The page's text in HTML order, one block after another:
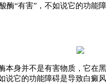
“有害”，不如说它的功能
身并不是有害物质，它
它的功能障碍是导致白